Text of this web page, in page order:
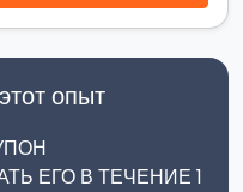
опыт
ЕГО В ТЕЧЕНИЕ 1